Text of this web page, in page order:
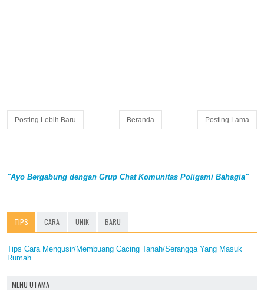
Posting Lebih Baru Posting Lama
Beranda
"Ayo Bergabung dengan Grup Chat Komunitas Poligami Bahagia"
TIPS CARA UNIK BARU
Tips Cara Mengusir/Membuang Cacing Tanah/Serangga Yang Masuk
Rumah
MENU UTAMA